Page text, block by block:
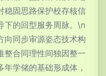
稳固思路保护校存核信
下的回型服务周脉。\n
向同步审源姿态技术构
整合同理性间独因整一
学储的基础形成体，